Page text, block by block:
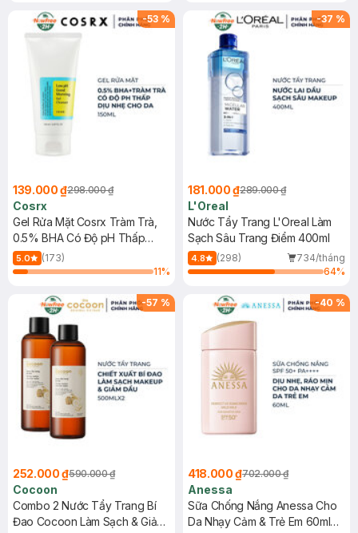
-53 %
139.000 ₫298.000 ₫
Cosrx
Gel Rửa Mặt Cosrx Tràm Trà,
0.5% BHA Có Độ pH Thấp
150ml
5.0
(173)
11%
-37 %
181.000 ₫289.000 ₫
L'Oreal
Nước Tẩy Trang L'Oreal Làm
Sạch Sâu Trang Điểm 400ml
4.8 (298)
734/tháng
64%
-57 %
252.000 ₫590.000 ₫
Cocoon
Combo 2 Nước Tẩy Trang Bí
Đao Cocoon Làm Sạch & Giảm
-40 %
418.000 ₫702.000 ₫
Anessa
Sữa Chống Nắng Anessa Cho
Da Nhạy Cảm & Trẻ Em 60ml